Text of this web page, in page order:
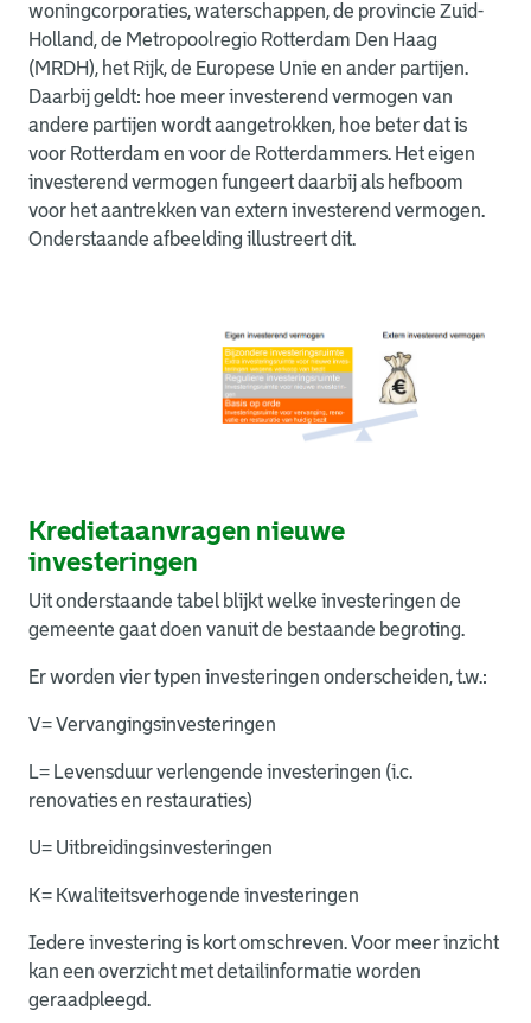
woningcorporaties, waterschappen, de provincie Zuid-
Holland, de Metropoolregio Rotterdam Den Haag
(MRDH), het Rijk, de Europese Unie en ander partijen.
Daarbij geldt: hoe meer investerend vermogen van
andere partijen wordt aangetrokken, hoe beter dat is
voor Rotterdam en voor de Rotterdammers. Het eigen
investerend vermogen fungeert daarbij als hefboom
voor het aantrekken van extern investerend vermogen.
Onderstaande afbeelding illustreert dit.
Kredietaanvragen nieuwe
investeringen
Uit onderstaande tabel blijkt welke investeringen de
gemeente gaat doen vanuit de bestaande begroting.
Er worden vier typen investeringen onderscheiden, t.w.:
V= Vervangingsinvesteringen
L= Levensduur verlengende investeringen (i.c.
renovaties en restauraties)
U= Uitbreidingsinvesteringen
K= Kwaliteitsverhogende investeringen
Iedere investering is kort omschreven. Voor meer inzicht
kan een overzicht met detailinformatie worden
geraadpleegd.